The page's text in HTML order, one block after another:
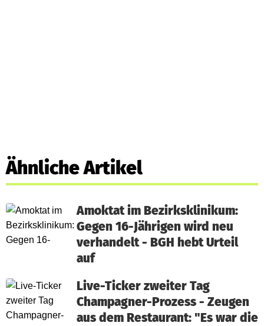
Ähnliche Artikel
Amoktat im Bezirksklinikum:
Gegen 16-Jährigen wird neu
verhandelt - BGH hebt Urteil
auf
Live-Ticker zweiter Tag
Champagner-Prozess - Zeugen
aus dem Restaurant: "Es war die